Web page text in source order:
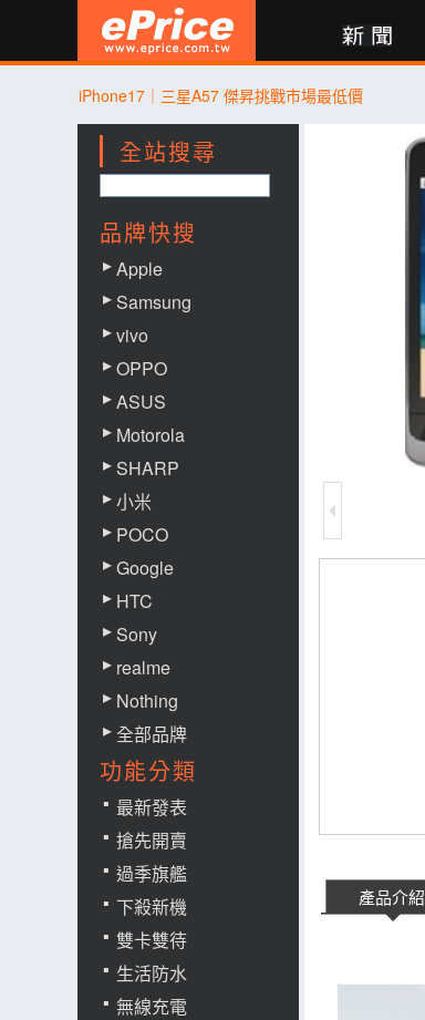
評測 討論 產品 買賣
iPhone17｜三星A57 傑昇挑戰市場最低價
全站搜尋
品牌快搜
Apple
Samsung
vivo
OPPO
ASUS
Motorola
SHARP
小米
POCO
Google
HTC
Sony
realme
Nothing
全部品牌
功能分類
最新發表
搶先開賣
過季旗艦
下殺新機
雙卡雙待
生活防水
無線充電
產品介紹